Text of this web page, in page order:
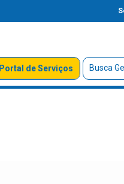
Portal de Serviços Busca